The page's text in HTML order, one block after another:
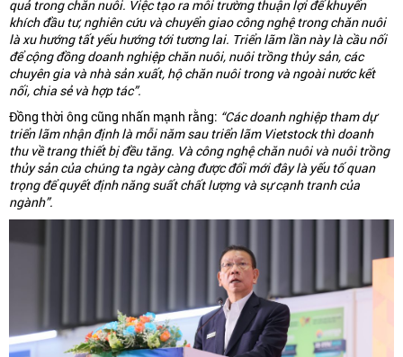
quả trong chăn nuôi. Việc tạo ra môi trường thuận lợi để khuyến
khích đầu tư, nghiên cứu và chuyển giao công nghệ trong chăn nuôi
là xu hướng tất yếu hướng tới tương lai. Triển lãm lần này là cầu nối
để cộng đồng doanh nghiệp chăn nuôi, nuôi trồng thủy sản, các
chuyên gia và nhà sản xuất, hộ chăn nuôi trong và ngoài nước kết
nối, chia sẻ và hợp tác”.
Đồng thời ông cũng nhấn mạnh rằng: “Các doanh nghiệp tham dự
triển lãm nhận định là mỗi năm sau triển lãm Vietstock thì doanh
thu về trang thiết bị đều tăng. Và công nghệ chăn nuôi và nuôi trồng
thủy sản của chúng ta ngày càng được đổi mới đây là yếu tố quan
trọng để quyết định năng suất chất lượng và sự cạnh tranh của
ngành”.